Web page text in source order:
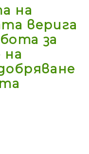
на
верига
за
на